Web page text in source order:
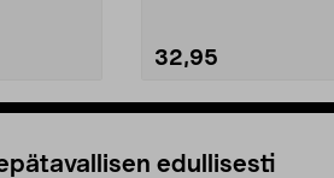
32,95
edullisesti